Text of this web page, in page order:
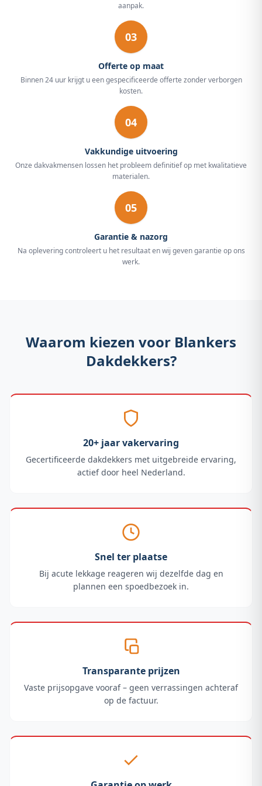
aanpak.
03
Offerte op maat
Binnen 24 uur krijgt u een gespecificeerde offerte zonder verborgen
kosten.
04
Vakkundige uitvoering
Onze dakvakmensen lossen het probleem definitief op met kwalitatieve
materialen.
05
Garantie & nazorg
Na oplevering controleert u het resultaat en wij geven garantie op ons
werk.
Waarom kiezen voor Blankers
Dakdekkers?
20+ jaar vakervaring
Gecertificeerde dakdekkers met uitgebreide ervaring,
actief door heel Nederland.
Snel ter plaatse
Bij acute lekkage reageren wij dezelfde dag en
plannen een spoedbezoek in.
Transparante prijzen
Vaste prijsopgave vooraf – geen verrassingen achteraf
op de factuur.